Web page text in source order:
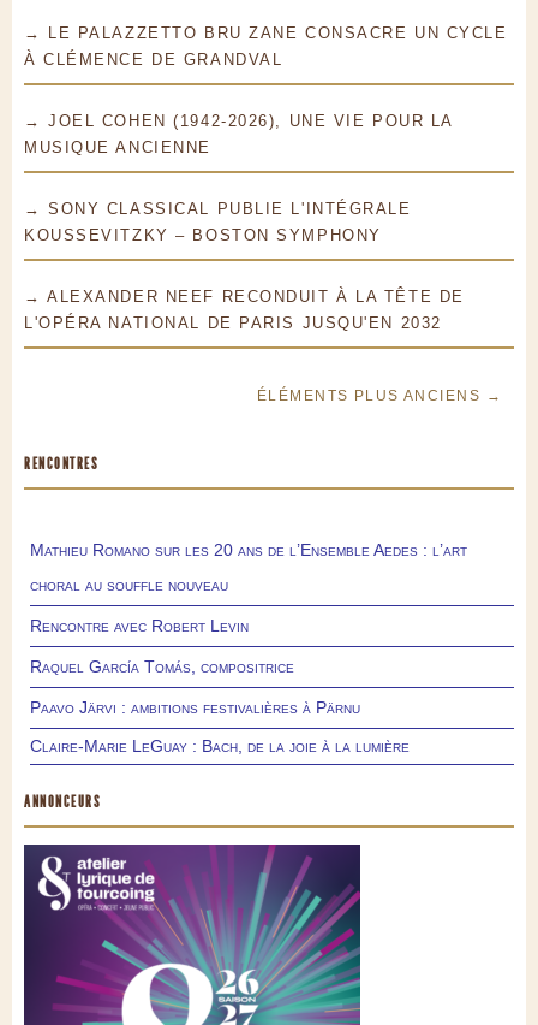
→ LE PALAZZETTO BRU ZANE CONSACRE UN CYCLE
À CLÉMENCE DE GRANDVAL
→ JOEL COHEN (1942-2026), UNE VIE POUR LA
MUSIQUE ANCIENNE
→ SONY CLASSICAL PUBLIE L'INTÉGRALE
KOUSSEVITZKY – BOSTON SYMPHONY
→ ALEXANDER NEEF RECONDUIT À LA TÊTE DE
L'OPÉRA NATIONAL DE PARIS JUSQU'EN 2032
ÉLÉMENTS PLUS ANCIENS →
RENCONTRES
Mathieu Romano sur les 20 ans de l’Ensemble Aedes : l’art
choral au souffle nouveau
Rencontre avec Robert Levin
Raquel García Tomás, compositrice
Paavo Järvi : ambitions festivalières à Pärnu
Claire-Marie LeGuay : Bach, de la joie à la lumière
ANNONCEURS